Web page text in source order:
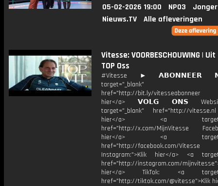
05-02-2026 19:00 NPO3
Nieuws.TV
Alle afleveringen
Vitesse: VOORBESCHOUWING |
TOP Oss
#Vitesse ► 𝗔𝗕𝗢𝗡𝗡𝗘𝗘𝗥
target="_blank"
href="http://bit.ly/
hier</a> 𝗩𝗢𝗟𝗚 𝗢𝗡𝗦
target="_blank" href="http://
hier</a> <a
href="http://x.com/MijnVitesse
hier</a> <a
href="http://facebook.com/Vitesse
Instagram:">Klik hier</a> <a
href="http://instagram.com/
hier</a> TikTok: <a
href="http://tiktok.com/@vitesse">Klik